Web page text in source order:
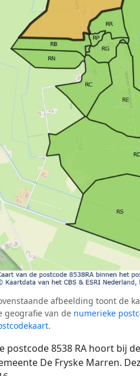
afbeelding toont de
geografie van de numerieke
.
postcode 8538 RA hoort bij
De Fryske Marren.